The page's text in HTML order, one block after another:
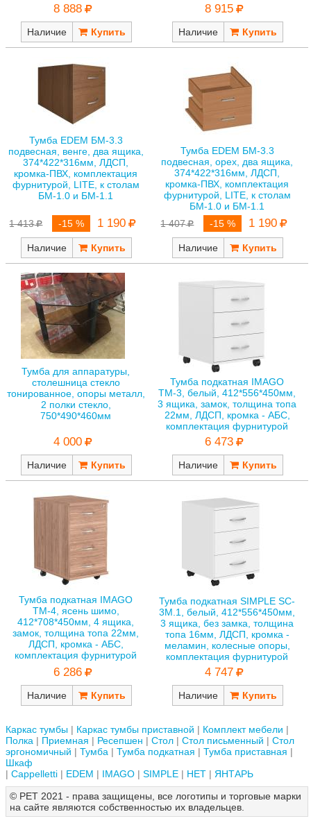
8 888
Наличие
8 915
Наличие
Тумба EDEM БМ-3.3
подвесная, венге, два ящика,
374*422*316мм, ЛДСП,
кромка-ПВХ, комплектация
фурнитурой, LITE, к столам
БМ-1.0 и БМ-1.1
1 413 -15 % 1 190
Наличие
Тумба EDEM БМ-3.3
подвесная, орех, два ящика,
374*422*316мм, ЛДСП,
кромка-ПВХ, комплектация
фурнитурой, LITE, к столам
БМ-1.0 и БМ-1.1
1 407
-15 % 1 190
Наличие
Тумба для аппаратуры,
столешница стекло
тонированное, опоры металл,
2 полки стекло,
750*490*460мм
4 000
Наличие
Тумба подкатная IMAGO
ТМ-3, белый, 412*556*450мм,
3 ящика, замок, толщина топа
22мм, ЛДСП, кромка - АБС,
комплектация фурнитурой
6 473
Наличие
Тумба подкатная IMAGO
ТМ-4, ясень шимо,
412*708*450мм, 4 ящика,
замок, толщина топа 22мм,
ЛДСП, кромка - АБС,
комплектация фурнитурой
6 286
Наличие
Тумба подкатная SIMPLE SC-
3M.1, белый, 412*556*450мм,
3 ящика, без замка, толщина
топа 16мм, ЛДСП, кромка -
меламин, колесные опоры,
комплектация фурнитурой
4 747
Наличие
Каркас тумбы Каркас тумбы приставной
Комплект мебели
Полка
Приемная Ресепшен Стол Стол письменный
Стол
эргономичный
Тумба Тумба подкатная
Тумба приставная
Шкаф
Cappelletti
EDEM IMAGO SIMPLE НЕТ
ЯНТАРЬ
© РЕТ 2021 - права защищены, все логотипы и торговые марки
на сайте являются собственностью их владельцев.